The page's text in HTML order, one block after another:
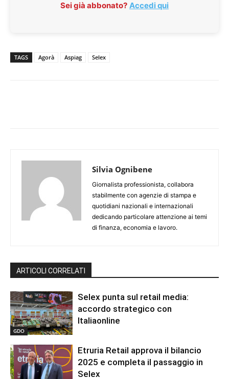
Sei già abbonato? Accedi qui
TAGS Agorà Aspiag Selex
Silvia Ognibene
Giornalista professionista, collabora
stabilmente con agenzie di stampa e
quotidiani nazionali e internazionali
dedicando particolare attenzione ai temi
di finanza, economia e lavoro.
ARTICOLI CORRELATI
GDO
Selex punta sul retail media:
accordo strategico con
Italiaonline
Etruria Retail approva il bilancio
2025 e completa il passaggio in
Selex